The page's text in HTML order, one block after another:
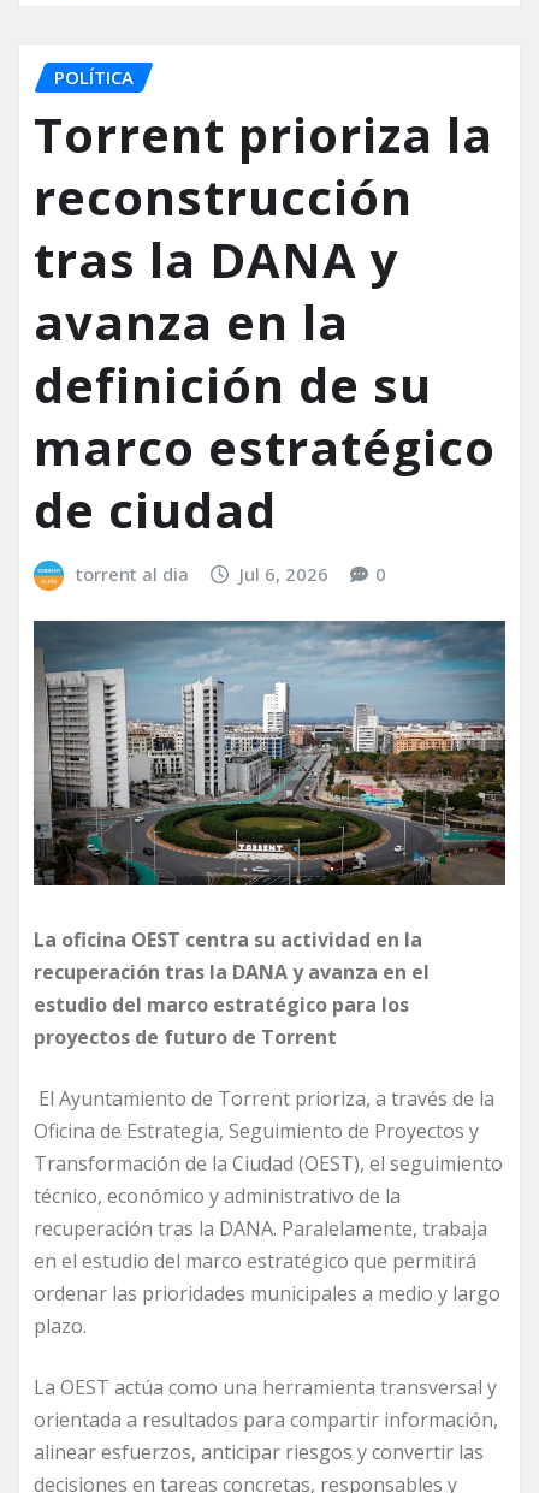
POLÍTICA
Torrent prioriza la
reconstrucción
tras la DANA y
avanza en la
definición de su
marco estratégico
de ciudad
torrent al dia Jul 6, 2026 0
La oficina OEST centra su actividad en la
recuperación tras la DANA y avanza en el
estudio del marco estratégico para los
proyectos de futuro de Torrent
El Ayuntamiento de Torrent prioriza, a través de la
Oficina de Estrategia, Seguimiento de Proyectos y
Transformación de la Ciudad (OEST), el seguimiento
técnico, económico y administrativo de la
recuperación tras la DANA. Paralelamente, trabaja
en el estudio del marco estratégico que permitirá
ordenar las prioridades municipales a medio y largo
plazo.
La OEST actúa como una herramienta transversal y
orientada a resultados para compartir información,
alinear esfuerzos, anticipar riesgos y convertir las
decisiones en tareas concretas, responsables y